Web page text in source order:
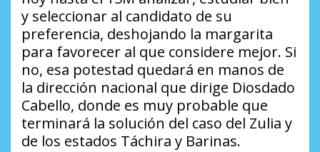
y seleccionar al candidato de su
preferencia, deshojando la margarita
para favorecer al que considere mejor. Si
no, esa potestad quedará en manos de
la dirección nacional que dirige Diosdado
Cabello, donde es muy probable que
terminará la solución del caso del Zulia y
de los estados Táchira y Barinas.